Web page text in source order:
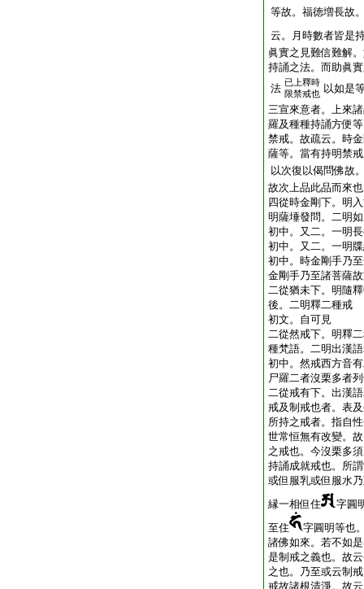
等故。福徳増長故
云。月時數者皆是
眞實之見難信難解
持誦之法。而助眞
法 已上釋時
限禁戒也 以如是
三宣來意者。上來
羅及種種持誦方便
禁戒。故疏云。時
薩等。當有持明禁
以次復以偈問佛故
故次上品此品而來也
四從時金剛下。明
明薩埵發問。二明
初中。又二。一明
初中。又二。一明
初中。時金剛手乃
金剛手乃至諸菩薩
二從猶未下。明隨
後。二明釋二種戒
初文。自可見
二從然戒下。明釋
種梵語。二明出漢
初中。然戒西方音
尸羅二者沒栗多者
二從戒有下。出漢
戒及制戒也者。表
所持之戒者。指自
世常恒無有改變。
之戒也。今沒栗多
持誦成就戒也。所
或但服乳或但服水
縁一相但住
字圓
至住
字圓明等也
諸佛如來。若不如
是制戒之義也。故
之也。乃至或云制
戒故諸根清淨。故